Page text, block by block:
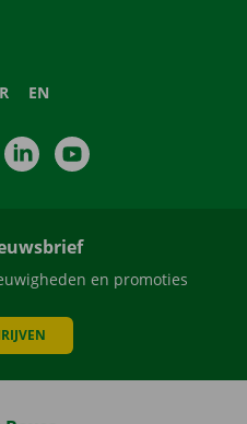
EN
InstagramLinkedIn
en promoties